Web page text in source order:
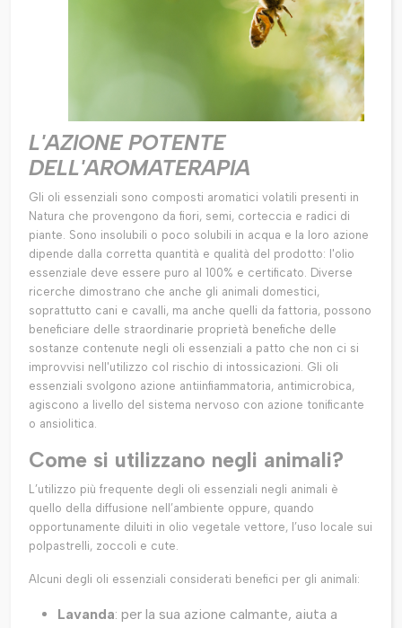
L'AZIONE POTENTE
DELL'AROMATERAPIA
Gli oli essenziali sono composti aromatici volatili presenti in
Natura che provengono da fiori, semi, corteccia e radici di
piante. Sono insolubili o poco solubili in acqua e la loro azione
dipende dalla corretta quantità e qualità del prodotto: l'olio
essenziale deve essere puro al 100% e certificato. Diverse
ricerche dimostrano che anche gli animali domestici,
soprattutto cani e cavalli, ma anche quelli da fattoria, possono
beneficiare delle straordinarie proprietà benefiche delle
sostanze contenute negli oli essenziali a patto che non ci si
improvvisi nell'utilizzo col rischio di intossicazioni. Gli oli
essenziali svolgono azione antiinfiammatoria, antimicrobica,
agiscono a livello del sistema nervoso con azione tonificante
o ansiolitica.
Come si utilizzano negli animali?
L’utilizzo più frequente degli oli essenziali negli animali è
quello della diffusione nell’ambiente oppure, quando
opportunamente diluiti in olio vegetale vettore, l’uso locale sui
polpastrelli, zoccoli e cute.
Alcuni degli oli essenziali considerati benefici per gli animali:
Lavanda: per la sua azione calmante, aiuta a